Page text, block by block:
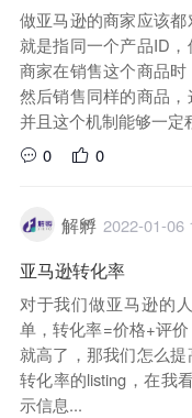
做亚马逊的商家应该
就是指同一个产品ID
商家在销售这个商品
然后销售同样的商品
并且这个机制能够一定
0
0
解孵 2022-01-06
亚马逊转化率
对于我们做亚马逊的
单，转化率=价格+评
就高了，那我们怎么
转化率的listing，在我
示信息...